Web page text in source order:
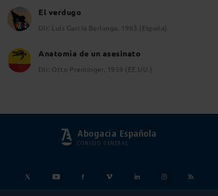
El verdugo
Dir: Luis García Berlanga, 1963 (España)
Anatomía de un asesinato
Dir: Otto Preminger, 1959 (EE.UU.)
Abogacía Española
CONSEJO GENERAL